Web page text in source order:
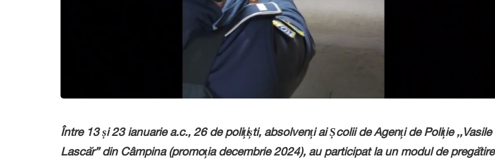
Între 13 și 23 ianuarie a.c., 26 de polițiști, absolvenți ai Școlii de Agenți de Poliție ,,Vasile
Lascăr” din Câmpina (promoția decembrie 2024), au participat la un modul de pregătire